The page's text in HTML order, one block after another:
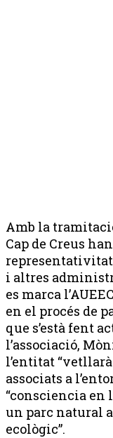
Amb la
Cap de Creus
i altres
es marca
en el procés de
que s’està fent
l’associació,
l’entitat
associats a
“consciencia en
un parc natural
ecològic”.